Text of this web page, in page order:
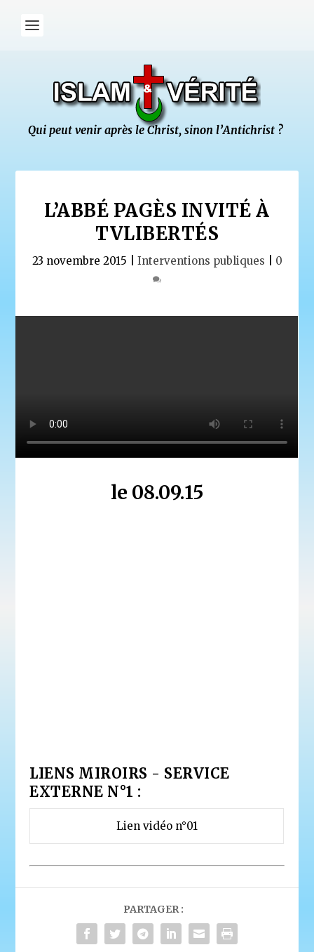
L’ABBÉ PAGÈS INVITÉ À
TVLIBERTÉS
23 novembre 2015 Interventions publiques 0
le 08.09.15
LIENS MIROIRS - SERVICE
EXTERNE N°1 :
Lien vidéo n°01
PARTAGER :